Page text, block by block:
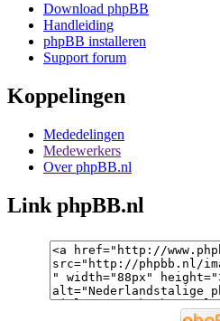
Download phpBB
Handleiding
phpBB installeren
Support forum
Koppelingen
Mededelingen
Medewerkers
Over phpBB.nl
Link phpBB.nl